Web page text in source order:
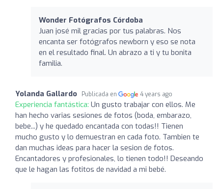
Wonder Fotógrafos Córdoba
Juan josé mil gracias por tus palabras. Nos
encanta ser fotógrafos newborn y eso se nota
en el resultado final. Un abrazo a ti y tu bonita
familia.
Yolanda Gallardo Publicada en 4 years ago
Experiencia fantástica: Un gusto trabajar con ellos. Me
han hecho varias sesiones de fotos (boda, embarazo,
bebe...) y he quedado encantada con todas!! Tienen
mucho gusto y lo demuestran en cada foto. Tambien te
dan muchas ideas para hacer la sesion de fotos.
Encantadores y profesionales, lo tienen todo!! Deseando
que le hagan las fotitos de navidad a mi bebé.